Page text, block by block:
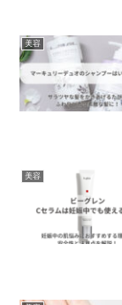
美容
美容